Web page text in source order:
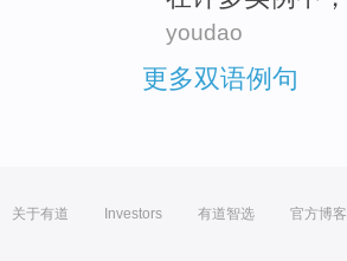
youdao
更多双语例句
关于有道 Investors 有道智选 官方博客